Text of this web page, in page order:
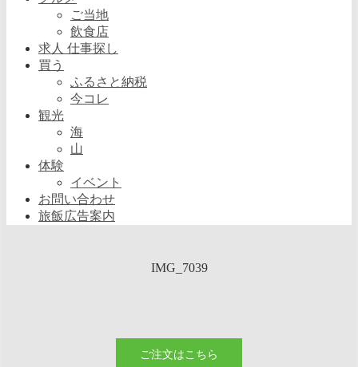
ご当地
飲食店
求人 仕事探し
買う
ふるさと納税
今コレ
観光
海
山
体験
イベント
お問い合わせ
旅飯広告案内
IMG_7039
ご注文はこちら